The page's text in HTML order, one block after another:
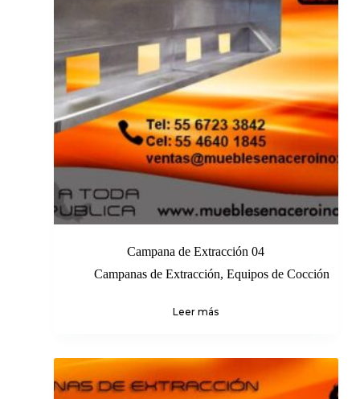
Campana de Extracción 04
Campanas de Extracción,Equipos de Cocción
Leer más